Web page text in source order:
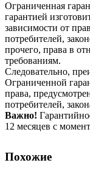
Ограниченная
гарантией
зависимости от
потребителей,
прочего, права в
требованиям.
Следовательно,
Ограниченной
права,
потребителей,
Важно!
12 месяцев с
Похожие